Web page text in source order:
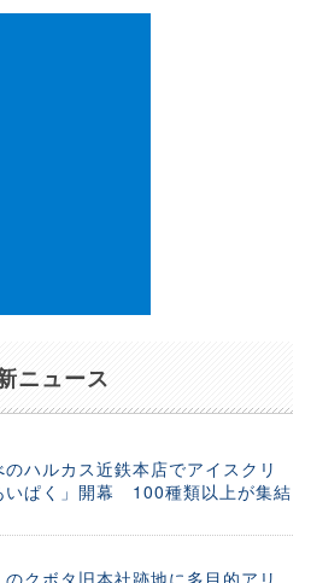
ニュース
のハルカス近鉄本店でアイスクリ
いぱく」開幕 100種類以上が集結
クボタ旧本社跡地に多目的アリ